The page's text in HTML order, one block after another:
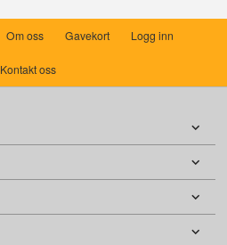
Om oss Gavekort Logg inn
Kontakt oss